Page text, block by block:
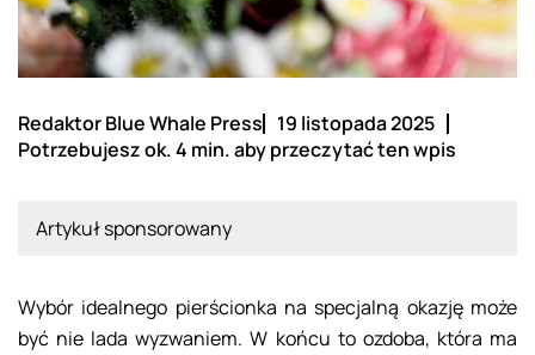
Redaktor Blue Whale Press
19 listopada 2025
Potrzebujesz ok. 4 min. aby przeczytać ten wpis
Artykuł sponsorowany
Wybór idealnego pierścionka na specjalną okazję może
być nie lada wyzwaniem. W końcu to ozdoba, która ma